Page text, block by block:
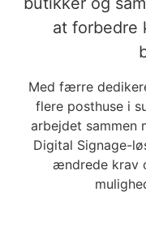
at forbedre
Med færre
flere posthuse i
arbejdet sammen
Digital Signage-
ændrede krav